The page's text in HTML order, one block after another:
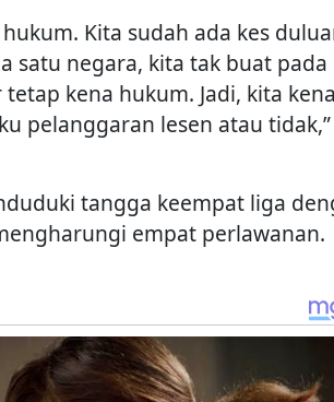
Kita sudah ada kes
satu negara, kita tak buat pada
kena hukum. Jadi, kita
pelanggaran lesen atau tidak,”
tangga keempat liga
empat perlawanan.